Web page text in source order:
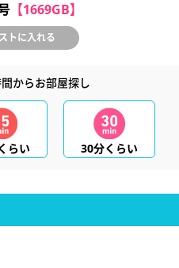
【1669GB】
トに入れる
からお部屋探し
らい 30分くらい